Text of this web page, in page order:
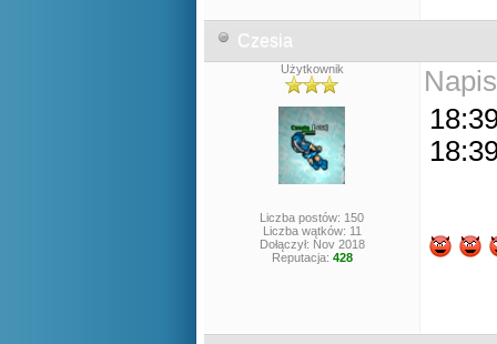
Czesia
Użytkownik
Liczba postów: 150
Liczba wątków: 11
Dołączył: Nov 2018
Reputacja: 428